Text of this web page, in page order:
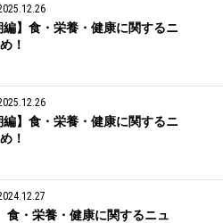
編】食・栄養・健康に関するニ
め！
編】食・栄養・健康に関するニ
！
・栄養・健康に関するニュ